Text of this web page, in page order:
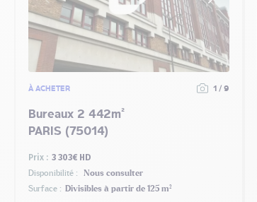
À ACHETER 1 / 9
Bureaux 2 442m²
PARIS (75014)
Prix : 3 303€ HD
Disponibilité :
Nous consulter
Surface :
Divisibles à partir de 125 m²